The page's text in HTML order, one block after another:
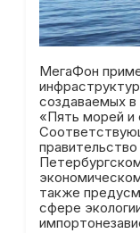
МегаФон
создаваемых в
«Пять морей и
также
сфере